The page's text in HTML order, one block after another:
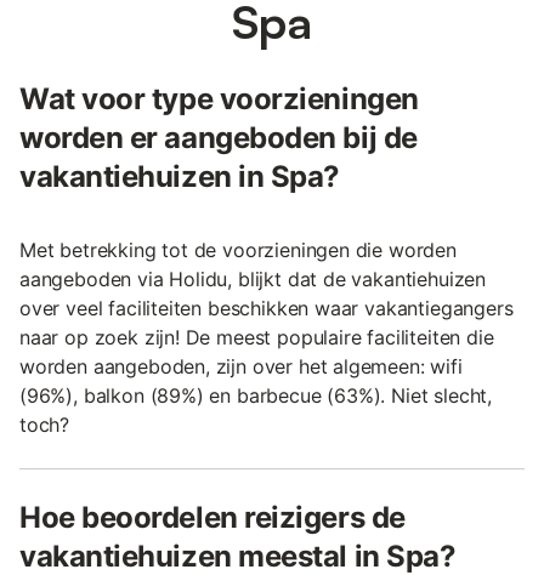
Spa
Wat voor type voorzieningen
worden er aangeboden bij de
vakantiehuizen in Spa?
Met betrekking tot de voorzieningen die worden
aangeboden via Holidu, blijkt dat de vakantiehuizen
over veel faciliteiten beschikken waar vakantiegangers
naar op zoek zijn! De meest populaire faciliteiten die
worden aangeboden, zijn over het algemeen: wifi
(96%), balkon (89%) en barbecue (63%). Niet slecht,
toch?
Hoe beoordelen reizigers de
vakantiehuizen meestal in Spa?